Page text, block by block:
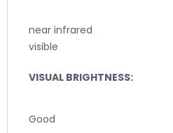
near infrared
visible
VISUAL BRIGHTNESS:
Good